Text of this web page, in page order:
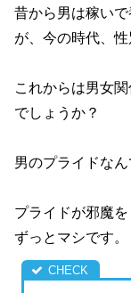
昔から男は稼い
が、今の時代、
これからは男女
でしょうか？
男のプライドな
プライドが邪魔
ずっとマシです。